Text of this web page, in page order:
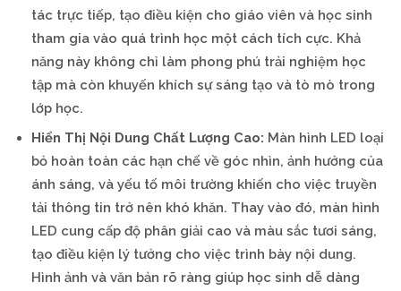
tác trực tiếp, tạo điều kiện cho giáo viên và học sinh
tham gia vào quá trình học một cách tích cực. Khả
năng này không chỉ làm phong phú trải nghiệm học
tập mà còn khuyến khích sự sáng tạo và tò mò trong
lớp học.
Hiển Thị Nội Dung Chất Lượng Cao: Màn hình LED loại
bỏ hoàn toàn các hạn chế về góc nhìn, ảnh hưởng của
ánh sáng, và yếu tố môi trường khiến cho việc truyền
tải thông tin trở nên khó khăn. Thay vào đó, màn hình
LED cung cấp độ phân giải cao và màu sắc tươi sáng,
tạo điều kiện lý tưởng cho việc trình bày nội dung.
Hình ảnh và văn bản rõ ràng giúp học sinh dễ dàng